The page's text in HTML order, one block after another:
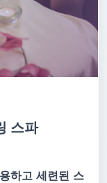
스파
하고 세련된 스